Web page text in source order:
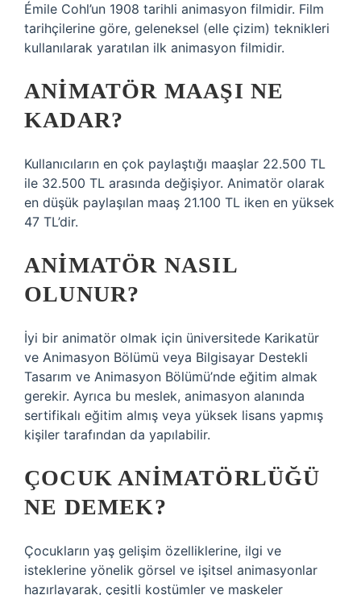
Émile Cohl’un 1908 tarihli animasyon filmidir. Film
tarihçilerine göre, geleneksel (elle çizim) teknikleri
kullanılarak yaratılan ilk animasyon filmidir.
ANIMATÖR MAAŞI NE
KADAR?
Kullanıcıların en çok paylaştığı maaşlar 22.500 TL
ile 32.500 TL arasında değişiyor. Animatör olarak
en düşük paylaşılan maaş 21.100 TL iken en yüksek
47 TL’dir.
ANIMATÖR NASIL
OLUNUR?
İyi bir animatör olmak için üniversitede Karikatür
ve Animasyon Bölümü veya Bilgisayar Destekli
Tasarım ve Animasyon Bölümü’nde eğitim almak
gerekir. Ayrıca bu meslek, animasyon alanında
sertifikalı eğitim almış veya yüksek lisans yapmış
kişiler tarafından da yapılabilir.
ÇOCUK ANIMATÖRLÜĞÜ
NE DEMEK?
Çocukların yaş gelişim özelliklerine, ilgi ve
isteklerine yönelik görsel ve işitsel animasyonlar
hazırlayarak, çeşitli kostümler ve maskeler